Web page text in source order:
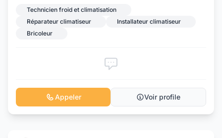
Technicien froid et climatisation
Réparateur climatiseur
Installateur climatiseur
Bricoleur
Appeler Voir profile